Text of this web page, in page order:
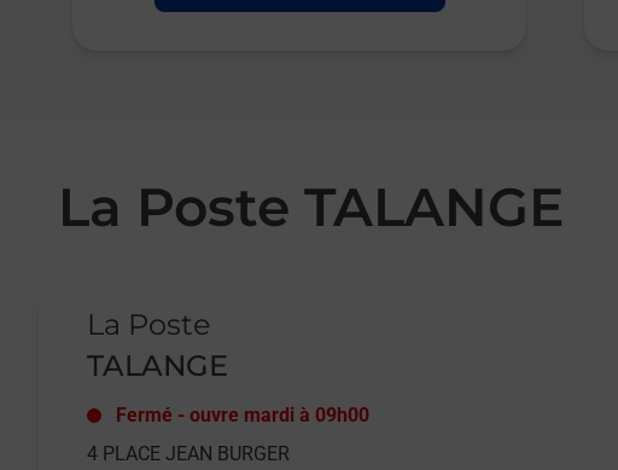
La Poste TALANGE
La Poste
TALANGE
Fermé - ouvre mardi à 09h00
4 PLACE JEAN BURGER